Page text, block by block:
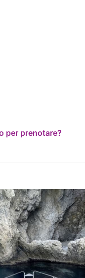
per prenotare?